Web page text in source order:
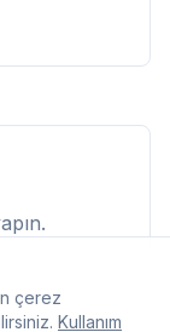
çerez
Kullanım